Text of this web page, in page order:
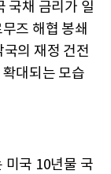
국채 금리가 일
즈 해협 봉쇄
의 재정 건전
대되는 모습
미국 10년물 국